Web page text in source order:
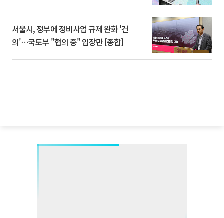
서울시, 정부에 정비사업 규제 완화 '건
의'⋯국토부 "협의 중" 입장만 [종합]